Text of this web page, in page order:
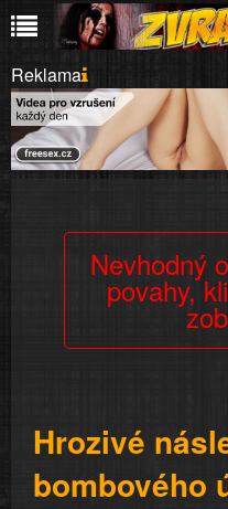
Reklama
Nevhodný
povahy,
Hrozivé
bombového